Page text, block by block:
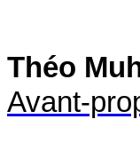
Théo
Avant-